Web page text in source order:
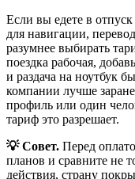
Если вы едете в
для навигации,
разумнее выбирать
поездка рабочая,
и раздача на ноутбук
компании лучше
профиль или один
тариф это разрешает.
💡 Совет. Перед
планов и сравните не
действия, страну